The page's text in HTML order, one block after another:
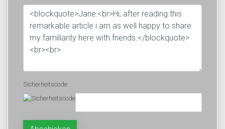
Sicherheitscode: